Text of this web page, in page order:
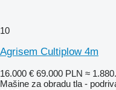
10
Agrisem Cultiplow 4m
16.000 € 69.000 PLN ≈
Mašine za obradu tla -